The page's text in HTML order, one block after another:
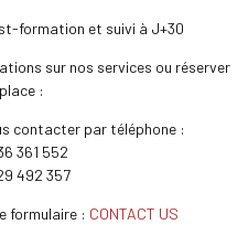
formation et suivi à J+30
sur nos services ou réserver
:
contacter par téléphone :
361 552
492 357
formulaire : CONTACT US